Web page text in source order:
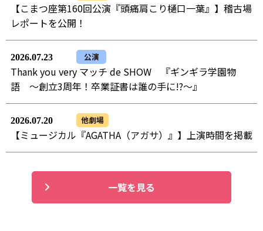
【こまつ座第160回公演『頭痛肩こり樋口一葉』】稽古場
レポートを公開！
2026.07.23 公演
Thank you very マッチ de SHOW 『ギンギラ学園物
語 ～創立3周年！卒業証書は誰の手に!?～』
2026.07.20 他劇場
【ミュージカル『AGATHA（アガサ）』】上演時間を掲載
一覧を見る